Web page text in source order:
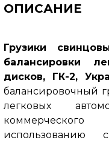
ОПИСАНИЕ
Грузики
балансировки
дисков, ГК-2,
балансировочный
легковых
использованию